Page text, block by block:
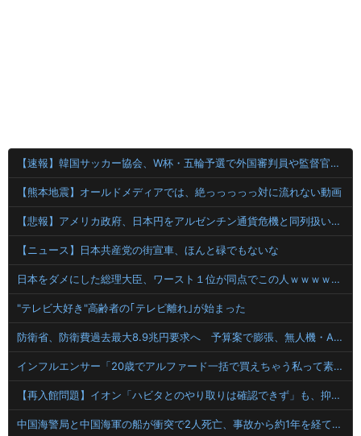
【速報】韓国サッカー協会、W杯・五輪予選で外国審判員や監督官を性接待！！！！
【熊本地震】オールドメディアでは、絶っっっっっ対に流れない動画
【悲報】アメリカ政府、日本円をアルゼンチン通貨危機と同列扱いへ・・・
【ニュース】日本共産党の街宣車、ほんと碌でもないな
日本をダメにした総理大臣、ワースト１位が同点でこの人ｗｗｗｗｗｗ
"テレビ大好き"高齢者の｢テレビ離れ｣が始まった
防衛省、防衛費過去最大8.9兆円要求へ 予算案で膨張、無人機・AI導入
インフルエンサー「20歳でアルファード一括で買えちゃう私って素敵」
【再入館問題】イオン「ハビタとのやり取りは確認できず」も、抑止や社内ルール運用が徹底できなかった可能性を認める
中国海警局と中国海軍の船が衝突で2人死亡、事故から約1年を経て公表…南シナ海でフィリピン船を追跡中！